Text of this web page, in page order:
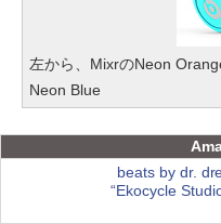
左から、MixrのNeon
Neon Blue
beats by dr.
“Ekocycle